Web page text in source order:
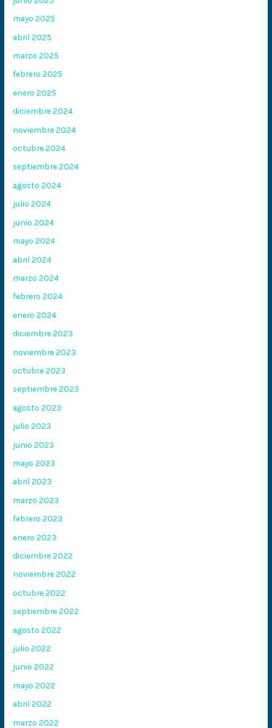
mayo 2025
abril 2025
marzo 2025
febrero 2025
enero 2025
diciembre 2024
noviembre 2024
octubre 2024
septiembre 2024
agosto 2024
julio 2024
junio 2024
mayo 2024
abril 2024
marzo 2024
febrero 2024
enero 2024
diciembre 2023
noviembre 2023
octubre 2023
septiembre 2023
agosto 2023
julio 2023
junio 2023
mayo 2023
abril 2023
marzo 2023
febrero 2023
enero 2023
diciembre 2022
noviembre 2022
octubre 2022
septiembre 2022
agosto 2022
julio 2022
junio 2022
mayo 2022
abril 2022
marzo 2022